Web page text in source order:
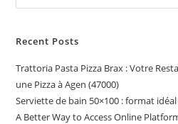
Recent Posts
Trattoria Pasta Pizza Brax : Votre
une Pizza à Agen (47000)
Serviette de bain 50×100 : format
A Better Way to Access Online